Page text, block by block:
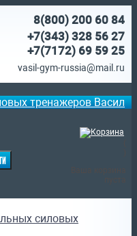
8(800) 200 60 84
+7(343) 328 56 27
+7(7172) 69 59 25
vasil-gym-russia@mail.ru
тренажеров Васил
силовых